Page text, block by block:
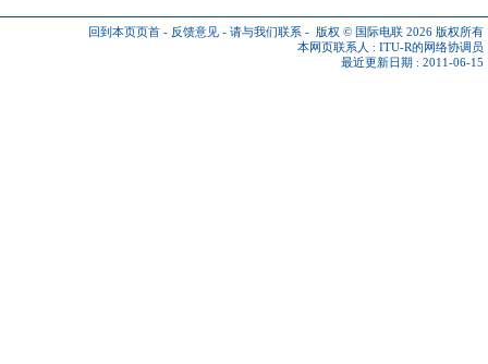
回到本页页首 - 反馈意见 - 请与我们联系 - 版权 © 国际电联 2026 版权所有
本网页联系人 : ITU-R的网络协调员
最近更新日期 : 2011-06-15